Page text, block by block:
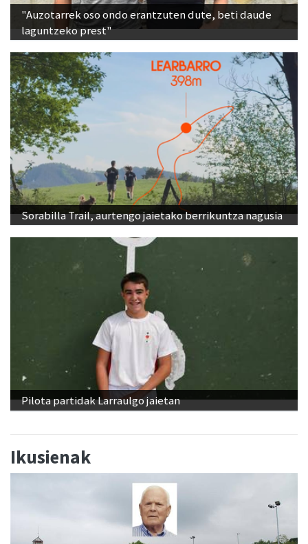
"Auzotarrek oso ondo erantzuten dute, beti daude
laguntzeko prest"
Sorabilla Trail, aurtengo jaietako berrikuntza nagusia
Pilota partidak Larraulgo jaietan
Ikusienak